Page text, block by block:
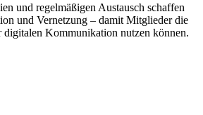
und regelmäßigen Austausch schaffen
und Vernetzung – damit Mitglieder die
digitalen Kommunikation nutzen können.